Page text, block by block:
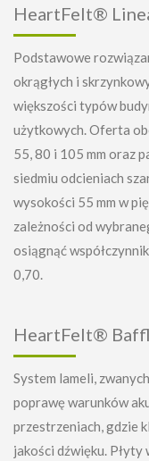
HeartFelt®
Podstawowe
okrągłych i
większości typów
użytkowych. Oferta
55, 80 i 105 mm oraz
siedmiu odcieniach
wysokości 55 mm w
zależności od
osiągnąć
0,70.
HeartFelt®
System lameli,
poprawę warunków
przestrzeniach, gdzie
jakości dźwięku.